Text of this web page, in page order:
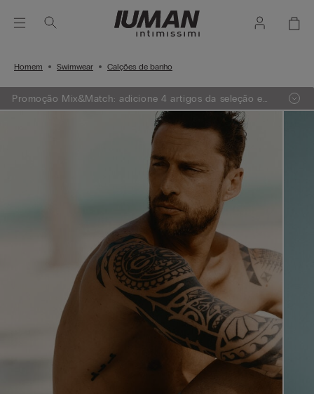
Homem Swimwear Calções de banho
Promoção Mix&Match: adicione 4 artigos da seleção e
receba 1 GRÁTIS ou adicione 7 artigos e receba 2